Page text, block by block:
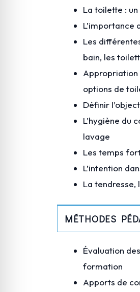
La toilette :
L’importance
Les
bain, les
Appropriation
options de
Définir
L’hygiène du
lavage
Les temps
L’intention
La tendresse,
MÉTHODES
Évaluation
formation
Apports de